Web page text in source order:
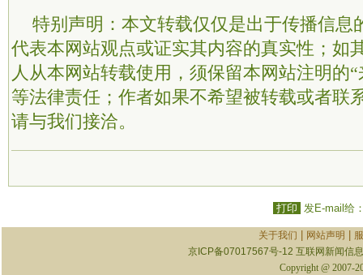
特别声明：本文转载仅仅是出于传播信息
代表本网站观点或证实其内容的真实性；如
人从本网站转载使用，须保留本网站注明的
等法律责任；作者如果不希望被转载或者联
请与我们接洽。
打印 发E-mail给
关于我们 网站声明
京ICP备07017567号-12 互联网新闻信
Copyright @ 2007-